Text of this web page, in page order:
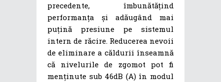
precedente, îmbunătățind
performanța și adăugând mai
puțină presiune pe sistemul
intern de răcire. Reducerea nevoii
de eliminare a căldurii înseamnă
că nivelurile de zgomot pot fi
menținute sub 46dB (A) în modul